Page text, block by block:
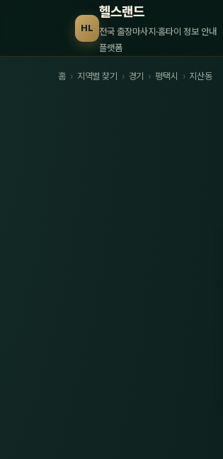
HL
헬스랜드
전국 출장마사지·홈타이 정보 안내
플랫폼
홈 › 지역별 찾기 › 경기 › 평택시 › 지산동